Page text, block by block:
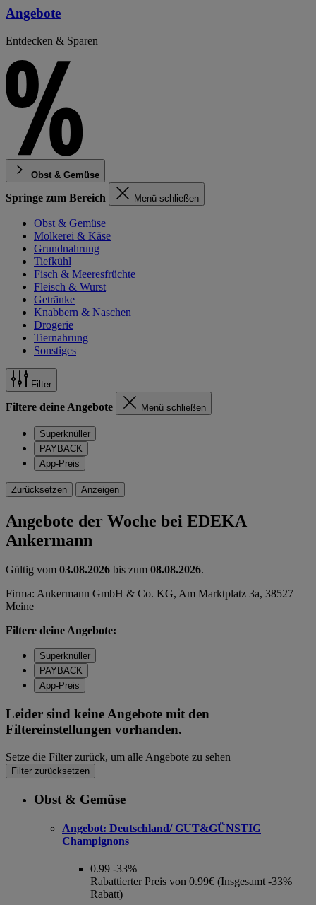
Angebote
Entdecken & Sparen
Obst & Gemüse
Springe zum Bereich Menü schließen
Obst & Gemüse
Molkerei & Käse
Grundnahrung
Tiefkühl
Fisch & Meeresfrüchte
Fleisch & Wurst
Getränke
Knabbern & Naschen
Drogerie
Tiernahrung
Sonstiges
Filter
Filtere deine Angebote Menü schließen
Superknüller
PAYBACK
App-Preis
Zurücksetzen Anzeigen
Angebote der Woche bei EDEKA
Ankermann
Gültig vom 03.08.2026 bis zum 08.08.2026.
Firma: Ankermann GmbH & Co. KG, Am Marktplatz 3a, 38527
Meine
Filtere deine Angebote:
Superknüller
PAYBACK
App-Preis
Leider sind keine Angebote mit den
Filtereinstellungen vorhanden.
Setze die Filter zurück, um alle Angebote zu sehen
Filter zurücksetzen
Obst & Gemüse
Angebot: Deutschland/ GUT&GÜNSTIG
Champignons
0.99 -33%
Rabattierter Preis von 0.99€ (Insgesamt -33%
Rabatt)